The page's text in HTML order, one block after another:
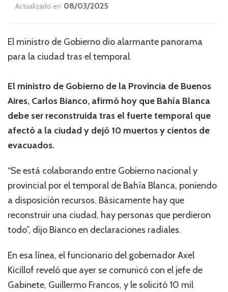
Actualizado en 08/03/2025
El ministro de Gobierno dio alarmante panorama
para la ciudad tras el temporal.
El ministro de Gobierno de la Provincia de Buenos
Aires, Carlos Bianco, afirmó hoy que Bahía Blanca
debe ser reconstruida tras el fuerte temporal que
afectó a la ciudad y dejó 10 muertos y cientos de
evacuados.
“Se está colaborando entre Gobierno nacional y
provincial por el temporal de Bahía Blanca, poniendo
a disposición recursos. Básicamente hay que
reconstruir una ciudad, hay personas que perdieron
todo”, dijo Bianco en declaraciones radiales.
En esa línea, el funcionario del gobernador Axel
Kicillof reveló que ayer se comunicó con el jefe de
Gabinete, Guillermo Francos, y le solicitó 10 mil